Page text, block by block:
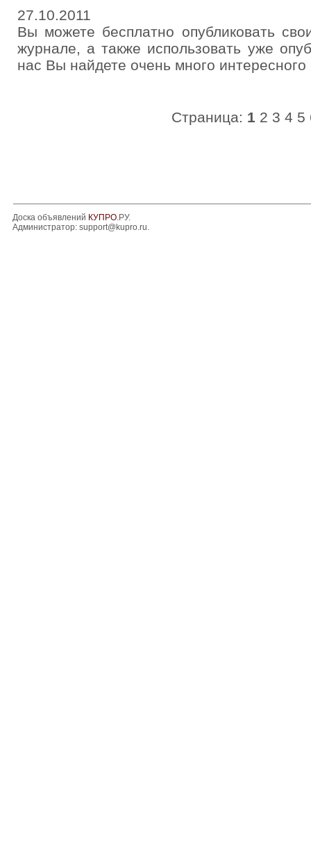
27.10.2011
Вы можете бесплатно опубликовать
журнале, а также использовать уже
нас Вы найдете очень много интересного
Страница: 1 2 3 4 5
Доска объявлений КУПРО.РУ.
Администратор: support@kupro.ru.